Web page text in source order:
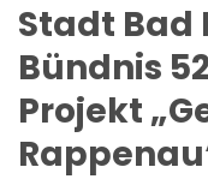
Stadt Bad
Bündnis
Projekt